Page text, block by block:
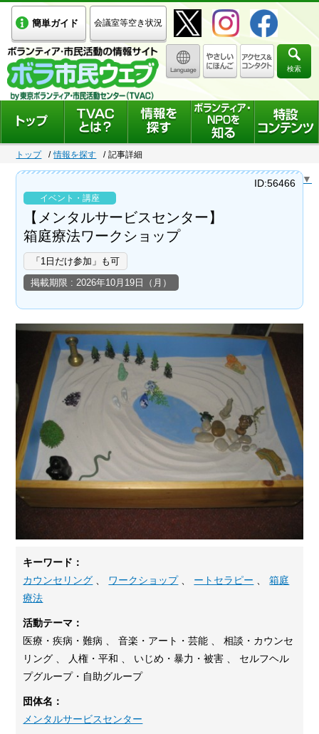
簡単ガイド 会議室等空き状況
検索
トップ 情報を探す 記事詳細
Select Language ▼
イベント・講座
【メンタルサービスセンター】
箱庭療法ワークショップ
「1日だけ参加」も可
掲載期限 : 2026年10月19日（月）
ID:56466
キーワード：
カウンセリング
ワークショップ、 ートセラピー 、箱庭
療法
活動テーマ：
医療・疾病・難病 、 音楽・アート・芸能 、 相談・カウンセ
リング 、 人権・平和 、 いじめ・暴力・被害 、 セルフヘル
プグループ・自助グループ
団体名：
メンタルサービスセンター